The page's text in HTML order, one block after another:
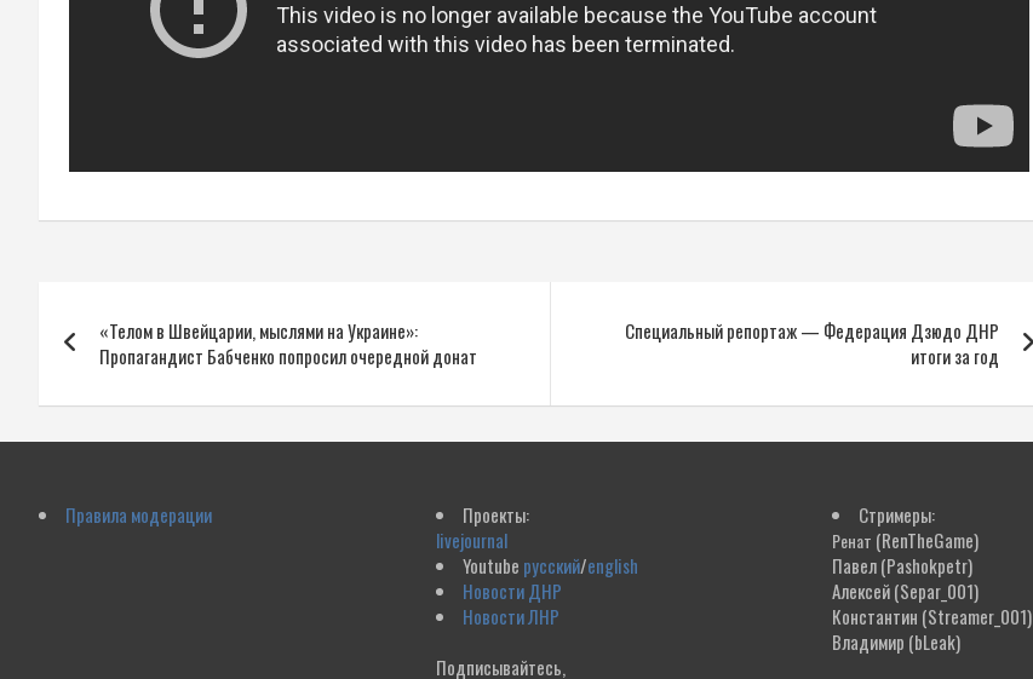
по
записям
«Телом в Швейцарии, мыслями на Украине»:
Пропагандист Бабченко попросил очередной донат
Специальный репортаж — Федерация Дзюдо ДНР
итоги за год
Правила модерации
Проекты:
livejournal
Youtube русский/english
Новости ДНР
Новости ЛНР
Подписывайтесь,
Стримеры:
Ренат (RenTheGame)
Павел(Pashokpetr)
Алексей(Separ_001)
Константин (Streamer_001)
Владимир (bLeak)